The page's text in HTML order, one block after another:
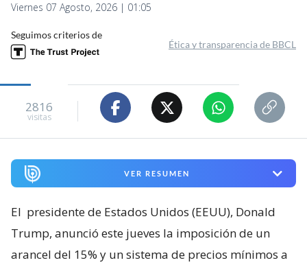
Viernes 07 Agosto, 2026 | 01:05
Seguimos criterios de
Ética y transparencia de BBCL
2816
visitas
VER RESUMEN
El presidente de Estados Unidos (EEUU), Donald
Trump, anunció este jueves la imposición de un
arancel del 15% y un sistema de precios mínimos a